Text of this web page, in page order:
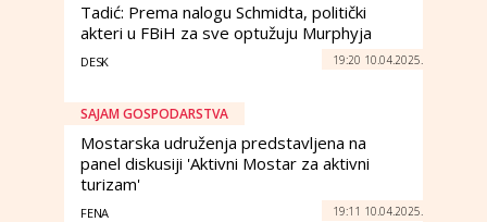
Tadić: Prema nalogu Schmidta, politički
akteri u FBiH za sve optužuju Murphyja
DESK 19:20 10.04.2025.
SAJAM GOSPODARSTVA
Mostarska udruženja predstavljena na
panel diskusiji 'Aktivni Mostar za aktivni
turizam'
FENA 19:11 10.04.2025.